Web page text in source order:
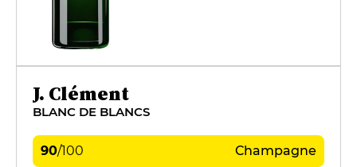
J. Clément
BLANC DE BLANCS
90/100 Champagne